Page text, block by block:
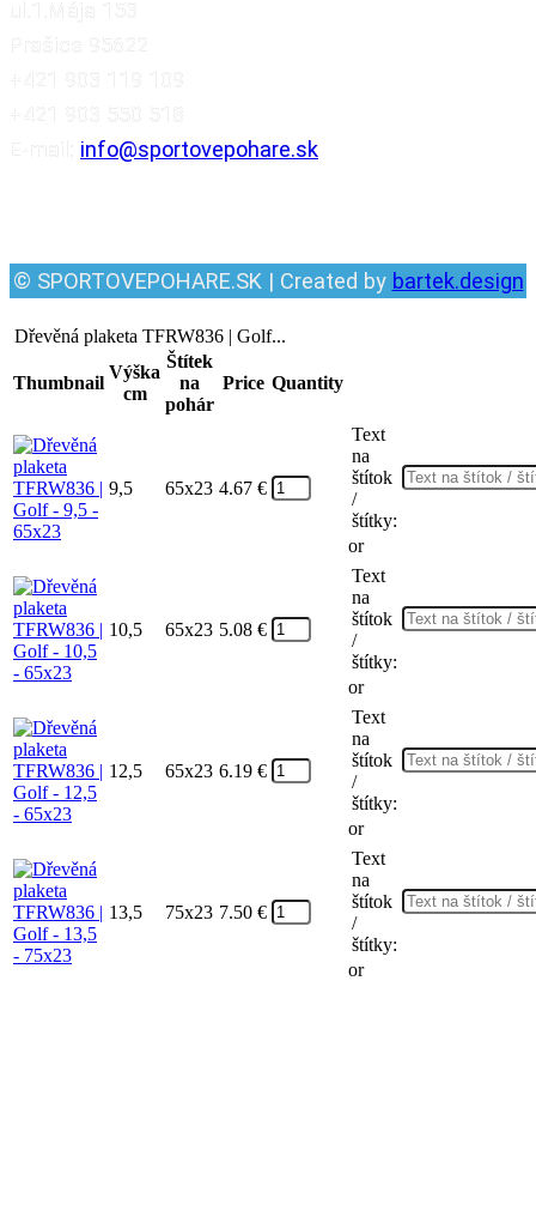
info@sportovepohare.sk
© SPORTOVEPOHARE.SK | Created by bartek.design
Dřevěná plaketa TFRW836 | Golf...
Thumbnail
Výška
cm
Štítek
na
pohár
Price Quantity
9,5 65x23 4.67 €
Text
na
štítok
/
štítky:
or
10,5 65x23 5.08 €
Text
na
štítok
/
štítky:
or
12,5 65x23 6.19 €
Text
na
štítok
/
štítky:
or
13,5 75x23 7.50 €
Text
na
štítok
/
štítky:
or